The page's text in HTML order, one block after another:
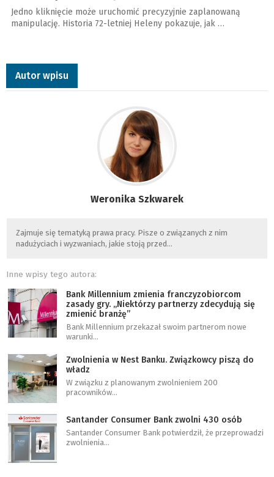
Jedno kliknięcie może uruchomić precyzyjnie zaplanowaną
manipulację. Historia 72-letniej Heleny pokazuje, jak …
Autor wpisu
Weronika Szkwarek
Zajmuje się tematyką prawa pracy. Pisze o związanych z nim
nadużyciach i wyzwaniach, jakie stoją przed…
Inne wpisy tego autora:
Bank Millennium zmienia franczyzobiorcom
zasady gry. „Niektórzy partnerzy zdecydują się
zmienić branżę”
Bank Millennium przekazał swoim partnerom nowe
warunki…
Zwolnienia w Nest Banku. Związkowcy piszą do
władz
W związku z planowanym zwolnieniem 200
pracowników…
Santander Consumer Bank zwolni 430 osób
Santander Consumer Bank potwierdził, że przeprowadzi
zwolnienia…